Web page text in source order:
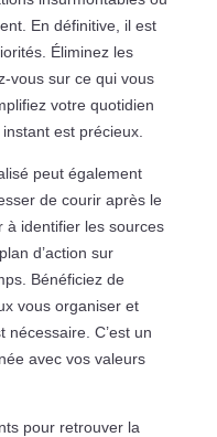
En définitive, il est
Éliminez les
vous sur ce qui vous
votre quotidien
est précieux.
peut également
de courir après le
à identifier les sources
d’action sur
Bénéficiez de
vous organiser et
nécessaire. C’est un
avec vos valeurs
pour retrouver la